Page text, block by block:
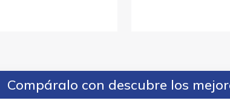
Compáralo con descubre los